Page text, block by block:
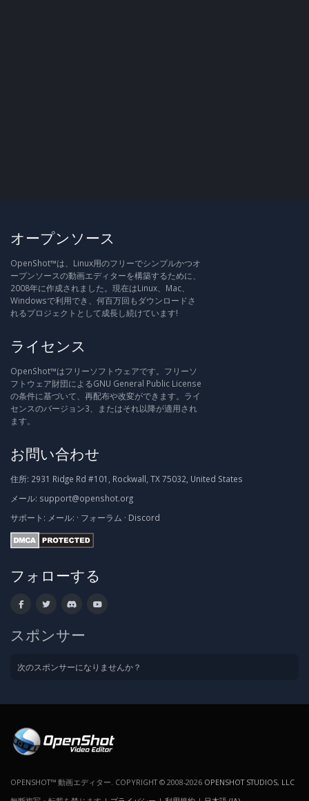
オープンソース
OpenShot™は、Linux用のフリーでシンプルかつオ
ープンソースの動画エディターを構築するために、
2008年に作成されました。現在はLinux、Mac、
Windowsで利用でき、何百万回もダウンロードさ
れるプロジェクトとして成長し続けています!
ライセンス
OpenShot™はフリーソフトウェアです。フリーソ
フトウェア財団によるGNU General Public License
の条件に基づいて、再配布や改変ができます。ライ
センスのバージョン3、またはそれ以降が適用され
ます。
お問い合わせ
住所: 2931 Ridge Rd #101, Rockwall, TX 75032, United States
メール: support@openshot.org
サポート: メール: · フォーラム · Discord
フォローする
スポンサー
次のスポンサーになりませんか？
OPENSHOT™ 動画エディター. COPYRIGHT © 2008-2026 OPENSHOT STUDIOS, LLC